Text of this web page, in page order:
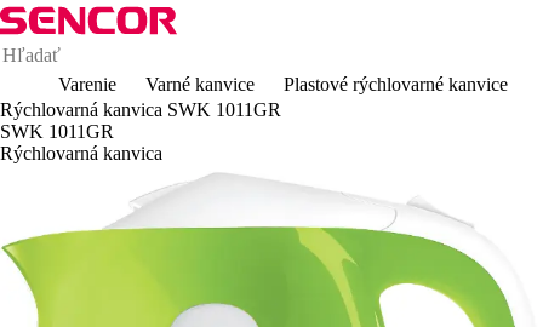
Varenie Varné kanvice
Plastové rýchlovarné kanvice
Rýchlovarná kanvica SWK 1011GR
SWK 1011GR
Rýchlovarná kanvica